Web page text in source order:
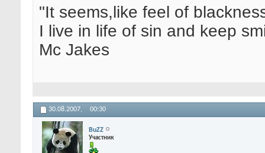
"It seems,like feel of
I live in life of sin and keep
Mc Jakes
30.08.2007, 00:30
BuZZ
Участник